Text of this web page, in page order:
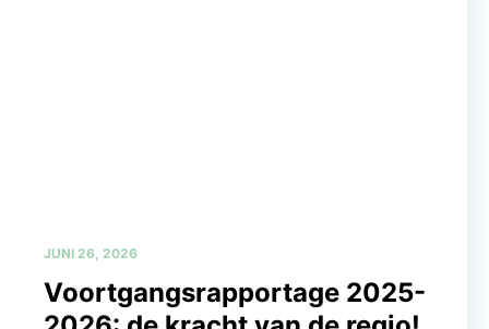
JUNI 26, 2026
Voortgangsrapportage 2025-